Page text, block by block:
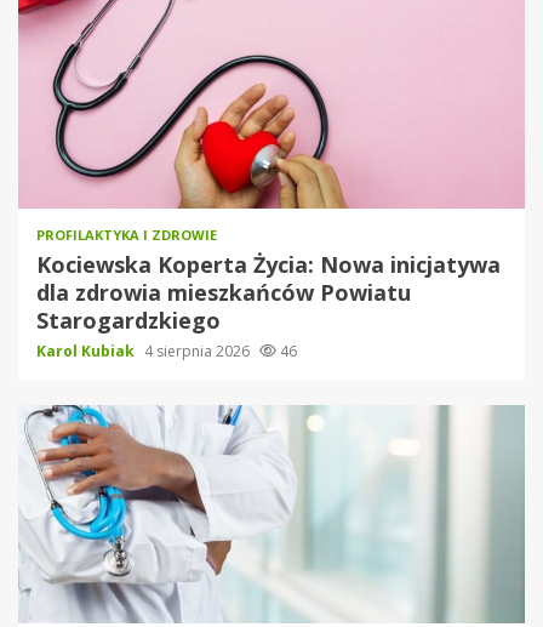
PROFILAKTYKA I ZDROWIE
Kociewska Koperta Życia: Nowa inicjatywa
dla zdrowia mieszkańców Powiatu
Starogardzkiego
Karol Kubiak 4 sierpnia 2026 46